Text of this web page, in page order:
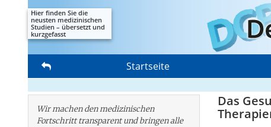
Hier finden Sie die
neusten medizinischen
Studien – übersetzt und
kurzgefasst
Startseite
Wir machen den medizinischen
Fortschritt transparent und bringen alle
Das